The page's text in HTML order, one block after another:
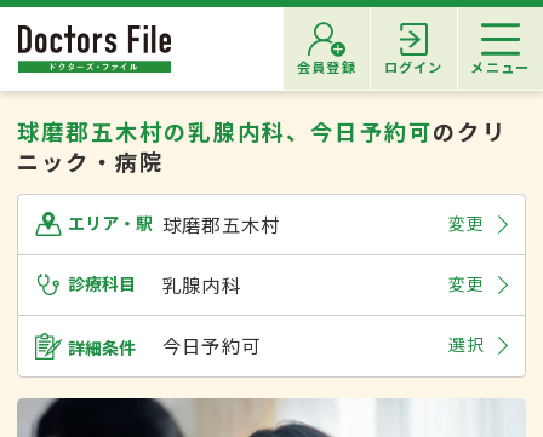
会員登録 ログイン メニュー
球磨郡五木村の乳腺内科、今日予約可のクリ
ニック・病院
エリア・駅 球磨郡五木村 変更
診療科目 乳腺内科 変更
詳細条件 今日予約可 選択